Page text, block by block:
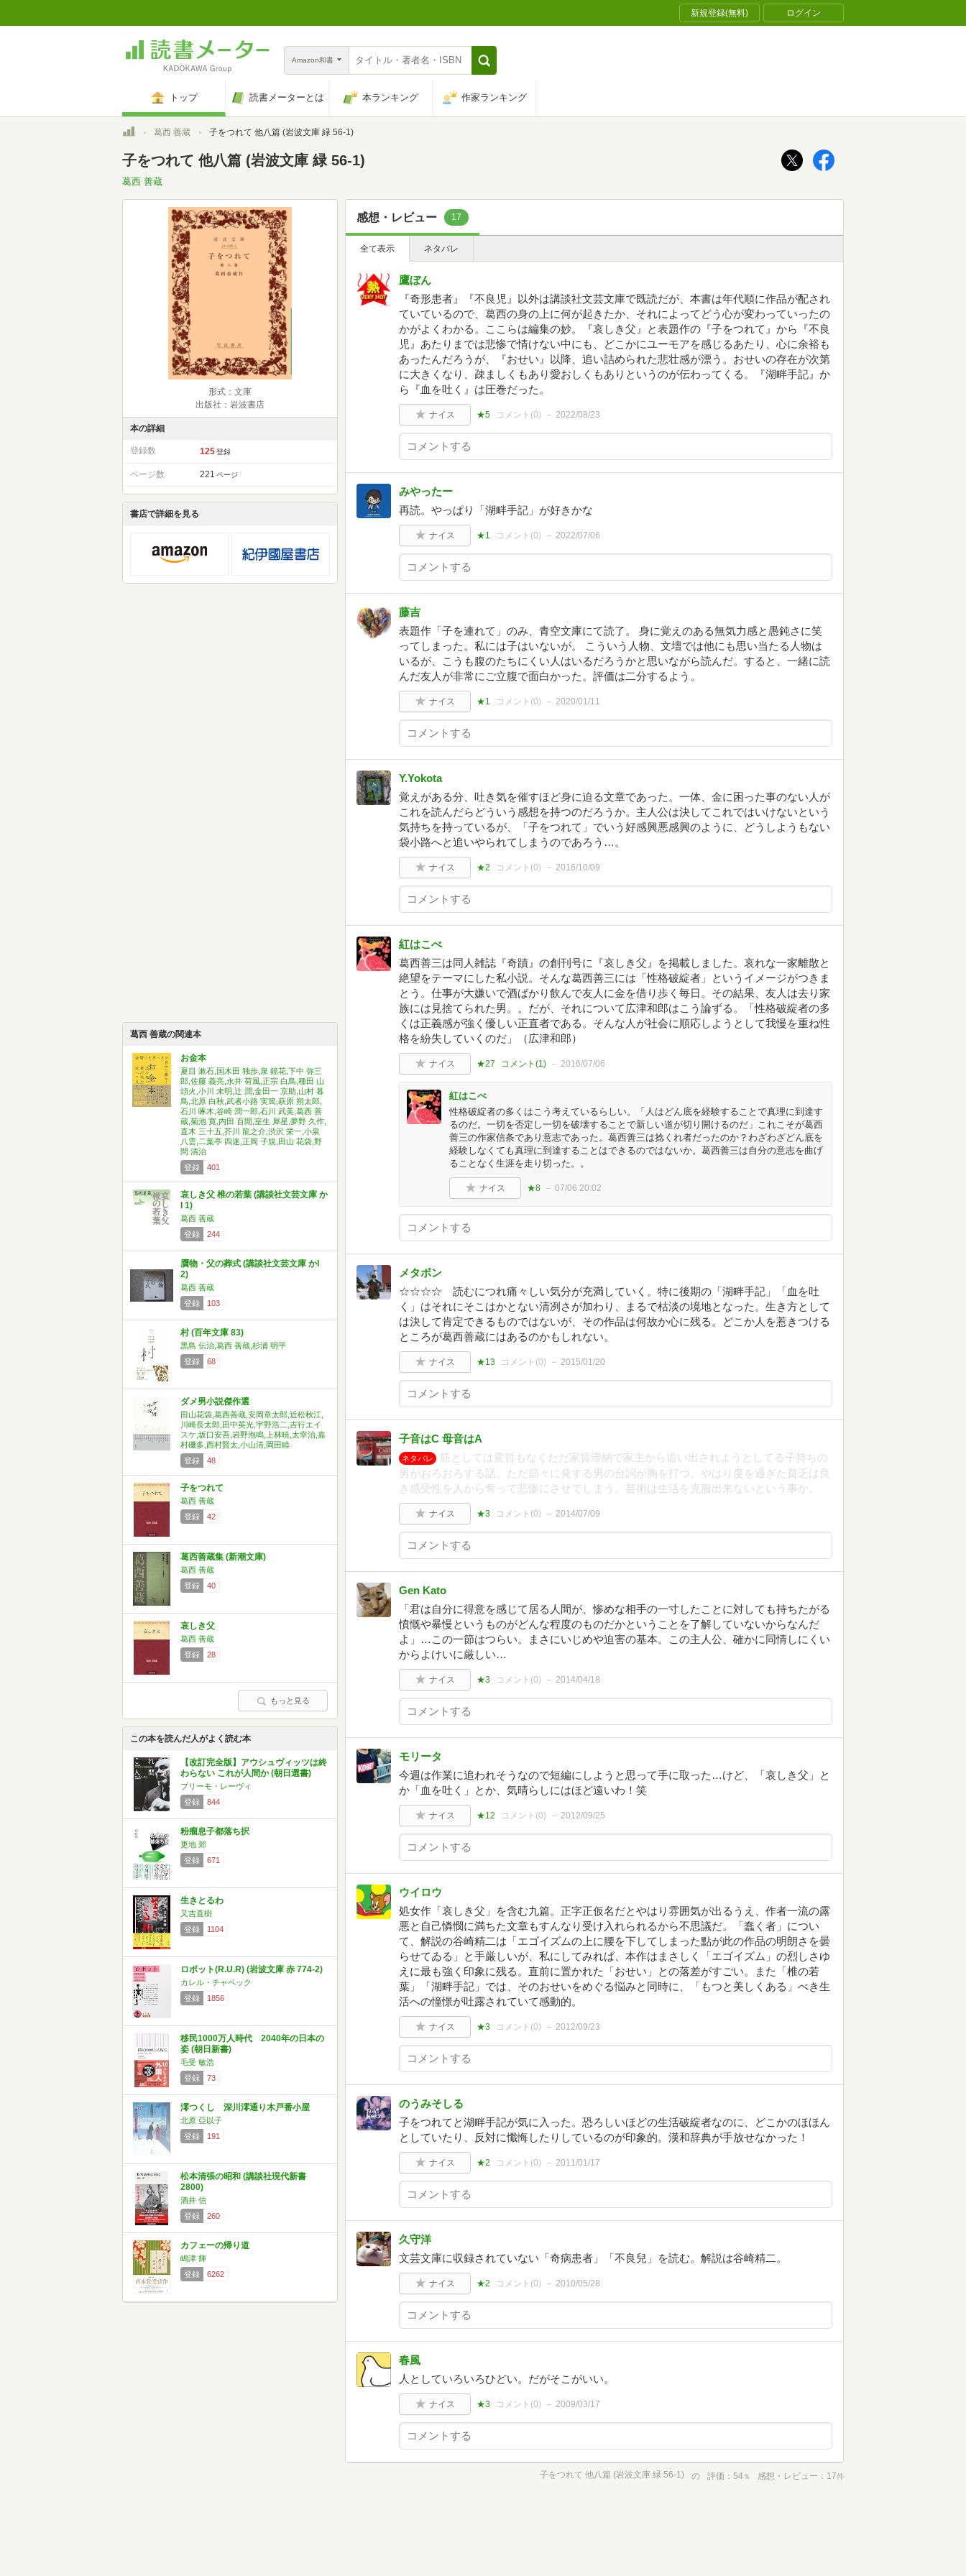
新規登録(無料) ログイン
Amazon和書
トップ 読書メーターとは 本ランキング 作家ランキング
トップ葛西 善蔵 子をつれて 他八篇 (岩波文庫 緑 56-1)
子をつれて 他八篇 (岩波文庫 緑 56-1)
葛西 善蔵
形式：文庫
出版社：岩波書店
本の詳細
登録数 125 登録
ページ数 221 ページ
書店で詳細を見る
葛西 善蔵の関連本
お金本
夏目 漱石,国木田 独歩,泉 鏡花,下中 弥三
郎,佐藤 義亮,永井 荷風,正宗 白鳥,種田 山
頭火,小川 未明,辻 潤,金田一 京助,山村 暮
鳥,北原 白秋,武者小路 実篤,萩原 朔太郎,
石川 啄木,谷崎 潤一郎,石川 武美,葛西 善
蔵,菊池 寛,内田 百閒,室生 犀星,夢野 久作,
直木 三十五,芥川 龍之介,渋沢 栄一,小泉
八雲,二葉亭 四迷,正岡 子規,田山 花袋,野
間 清治
登録
401
哀しき父 椎の若葉 (講談社文芸文庫 か
I 1)
葛西 善蔵
登録
244
贋物・父の葬式 (講談社文芸文庫 かI
2)
葛西 善蔵
登録
103
村 (百年文庫 83)
黒島 伝治,葛西 善蔵,杉浦 明平
登録
68
ダメ男小説傑作選
田山花袋,葛西善蔵,安岡章太郎,近松秋江,
川崎長太郎,田中英光,宇野浩二,吉行エイ
スケ,坂口安吾,岩野泡鳴,上林暁,太宰治,嘉
村磯多,西村賢太,小山清,岡田睦
登録
48
子をつれて
葛西 善蔵
登録
42
葛西善蔵集 (新潮文庫)
葛西 善蔵
登録
40
哀しき父
葛西 善蔵
登録
28
もっと見る
この本を読んだ人がよく読む本
【改訂完全版】アウシュヴィッツは終
わらない これが人間か (朝日選書)
プリーモ・レーヴィ
登録
844
粉瘤息子都落ち択
更地 郊
登録
671
生きとるわ
又吉直樹
登録
1104
ロボット(R.U.R) (岩波文庫 赤 774-2)
カレル・チャペック
登録
1856
移民1000万人時代 2040年の日本の
姿 (朝日新書)
毛受 敏浩
登録
73
澪つくし 深川澪通り木戸番小屋
北原 亞以子
登録
191
松本清張の昭和 (講談社現代新書
2800)
酒井 信
登録
260
カフェーの帰り道
嶋津 輝
登録
6262
感想・レビュー 17
全て表示 ネタバレ
鷹ぼん
『奇形患者』『不良児』以外は講談社文芸文庫で既読だが、本書は年代順に作品が配され
ていているので、葛西の身の上に何が起きたか、それによってどう心が変わっていったの
かがよくわかる。ここらは編集の妙。『哀しき父』と表題作の『子をつれて』から『不良
児』あたりまでは悲惨で情けない中にも、どこかにユーモアを感じるあたり、心に余裕も
あったんだろうが、『おせい』以降、追い詰められた悲壮感が漂う。おせいの存在が次第
に大きくなり、疎ましくもあり愛おしくもありというのが伝わってくる。『湖畔手記』か
ら『血を吐く』は圧巻だった。
ナイス ★5 コメント(0) 2022/08/23
みやったー
再読。やっぱり「湖畔手記」が好きかな
ナイス ★1 コメント(0) 2022/07/06
藤吉
表題作「子を連れて」のみ、青空文庫にて読了。 身に覚えのある無気力感と愚鈍さに笑
ってしまった。私には子はいないが。 こういう人物、文壇では他にも思い当たる人物は
いるが、こうも腹のたちにくい人はいるだろうかと思いながら読んだ。すると、一緒に読
んだ友人が非常にご立腹で面白かった。評価は二分するよう。
ナイス ★1 コメント(0) 2020/01/11
Y.Yokota
覚えがある分、吐き気を催すほど身に迫る文章であった。一体、金に困った事のない人が
これを読んだらどういう感想を持つのだろうか。主人公は決してこれではいけないという
気持ちを持っているが、「子をつれて」でいう好感興悪感興のように、どうしようもない
袋小路へと追いやられてしまうのであろう…。
ナイス ★2 コメント(0) 2016/10/09
紅はこべ
葛西善三は同人雑誌『奇蹟』の創刊号に『哀しき父』を掲載しました。哀れな一家離散と
絶望をテーマにした私小説。そんな葛西善三には「性格破綻者」というイメージがつきま
とう。仕事が大嫌いで酒ばかり飲んで友人に金を借り歩く毎日。その結果、友人は去り家
族には見捨てられた男。。だが、それについて広津和郎はこう論ずる。「性格破綻者の多
くは正義感が強く優しい正直者である。そんな人が社会に順応しようとして我慢を重ね性
格を紛失していくのだ」（広津和郎）
ナイス ★27 コメント(1) 2016/07/06
紅はこべ
性格破綻者の多くはこう考えているらしい。「人はどん底を経験することで真理に到達す
るのだ。一切を否定し一切を破壊することで新しい道が切り開けるのだ」これこそが葛西
善三の作家信条であり意志であった。葛西善三は捻くれ者だったのか？わざわざどん底を
経験しなくても真理に到達することはできるのではないか。葛西善三は自分の意志を曲げ
ることなく生涯を走り切った。。
ナイス ★8 07/06 20:02
メタボン
☆☆☆☆ 読むにつれ痛々しい気分が充満していく。特に後期の「湖畔手記」「血を吐
く」はそれにそこはかとない清冽さが加わり、まるで枯淡の境地となった。生き方として
は決して肯定できるものではないが、その作品は何故か心に残る。どこか人を惹きつける
ところが葛西善蔵にはあるのかもしれない。
ナイス ★13 コメント(0) 2015/01/20
子音はC 母音はA
ネタバレ
筋としては変哲もなくただ家賃滞納で家主から追い出されようとしてる子持ちの
男がおろおろする話。ただ節々に発する男の台詞が胸を打つ。やはり度を過ぎた貧乏は良
き感受性を人から奪って悲惨にさせてしまう。芸術は生活を克服出来ないという事か。
ナイス ★3 コメント(0) 2014/07/09
Gen Kato
「君は自分に得意を感じて居る人間が、惨めな相手の一寸したことに対しても持ちたがる
憤慨や暴慢というものがどんな程度のものだかということを了解していないからなんだ
よ」…この一節はつらい。まさにいじめや迫害の基本。この主人公、確かに同情しにくい
からよけいに厳しい…
ナイス ★3 コメント(0) 2014/04/18
モリータ
今週は作業に追われそうなので短編にしようと思って手に取った…けど、「哀しき父」と
か「血を吐く」とか、気晴らしにはほど遠いわ！笑
ナイス ★12 コメント(0) 2012/09/25
ウイロウ
処女作「哀しき父」を含む九篇。正字正仮名だとやはり雰囲気が出るうえ、作者一流の露
悪と自己憐憫に満ちた文章もすんなり受け入れられるから不思議だ。「蠢く者」につい
て、解説の谷崎精二は「エゴイズムの上に腰を下してしまった點が此の作品の明朗さを曇
らせてゐる」と手厳しいが、私にしてみれば、本作はまさしく「エゴイズム」の烈しさゆ
えに最も強く印象に残る。直前に置かれた「おせい」との落差がすごい。また「椎の若
葉」「湖畔手記」では、そのおせいをめぐる悩みと同時に、「もつと美しくある」べき生
活への憧憬が吐露されていて感動的。
ナイス ★3 コメント(0) 2012/09/23
のうみそしる
子をつれてと湖畔手記が気に入った。恐ろしいほどの生活破綻者なのに、どこかのほほん
としていたり、反対に懺悔したりしているのが印象的。漢和辞典が手放せなかった！
ナイス ★2 コメント(0) 2011/01/17
久守洋
文芸文庫に収録されていない「奇病患者」「不良兒」を読む。解説は谷崎精二。
ナイス ★2 コメント(0) 2010/05/28
春風
人としていろいろひどい。だがそこがいい。
ナイス ★3 コメント(0) 2009/03/17
子をつれて 他八篇 (岩波文庫 緑 56-1) の 評価 54％ 感想・レビュー 17件